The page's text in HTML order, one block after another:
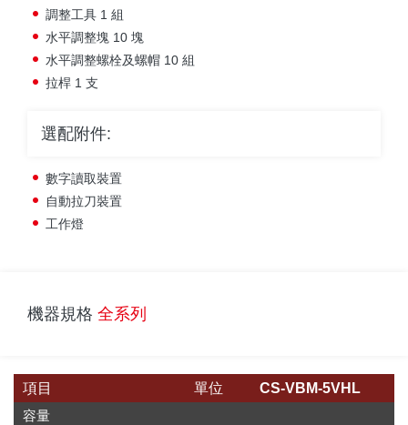
調整工具 1 組
水平調整塊 10 塊
水平調整螺栓及螺帽 10 組
拉桿 1 支
選配附件:
數字讀取裝置
自動拉刀裝置
工作燈
機器規格 全系列
項目 單位 CS-VBM-5VHL
容量